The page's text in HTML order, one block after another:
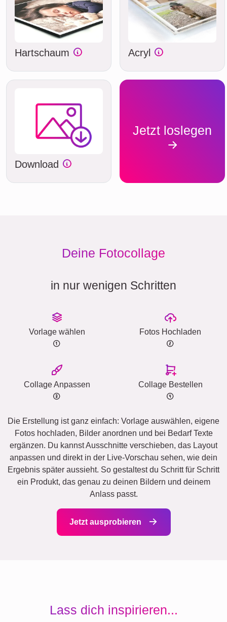
Hartschaum Acryl
Download
Jetzt loslegen
Deine Fotocollage
in nur wenigen Schritten
Vorlage wählen Fotos Hochladen
Collage Anpassen Collage Bestellen
Die Erstellung ist ganz einfach: Vorlage auswählen, eigene
Fotos hochladen, Bilder anordnen und bei Bedarf Texte
ergänzen. Du kannst Ausschnitte verschieben, das Layout
anpassen und direkt in der Live-Vorschau sehen, wie dein
Ergebnis später aussieht. So gestaltest du Schritt für Schritt
ein Produkt, das genau zu deinen Bildern und deinem
Anlass passt.
Jetzt ausprobieren
Lass dich inspirieren...